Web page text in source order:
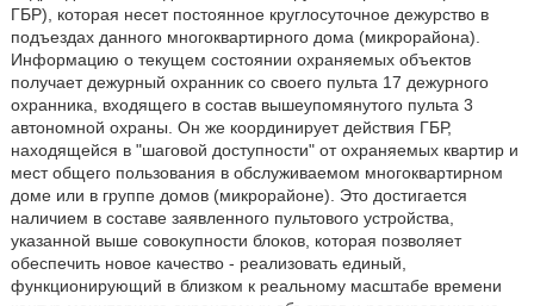
ГБР), которая несет постоянное круглосуточное дежурство в
подъездах данного многоквартирного дома (микрорайона).
Информацию о текущем состоянии охраняемых объектов
получает дежурный охранник со своего пульта 17 дежурного
охранника, входящего в состав вышеупомянутого пульта 3
автономной охраны. Он же координирует действия ГБР,
находящейся в "шаговой доступности" от охраняемых квартир и
мест общего пользования в обслуживаемом многоквартирном
доме или в группе домов (микрорайоне). Это достигается
наличием в составе заявленного пультового устройства,
указанной выше совокупности блоков, которая позволяет
обеспечить новое качество - реализовать единый,
функционирующий в близком к реальному масштабе времени